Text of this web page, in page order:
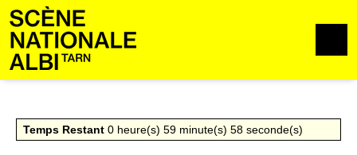
Aller au contenu
Temps Restant 0 heure(s) 59 minute(s) 58 seconde(s)